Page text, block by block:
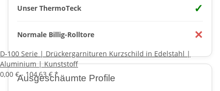
Unser ThermoTeck ✓
Normale Billig-Rolltore ✕
Ausgeschäumte Profile
D-100 Serie | Drückergarnituren Kurzschild in Edelstahl |
Aluminium | Kunststoff
0,00 € -104,63 €*